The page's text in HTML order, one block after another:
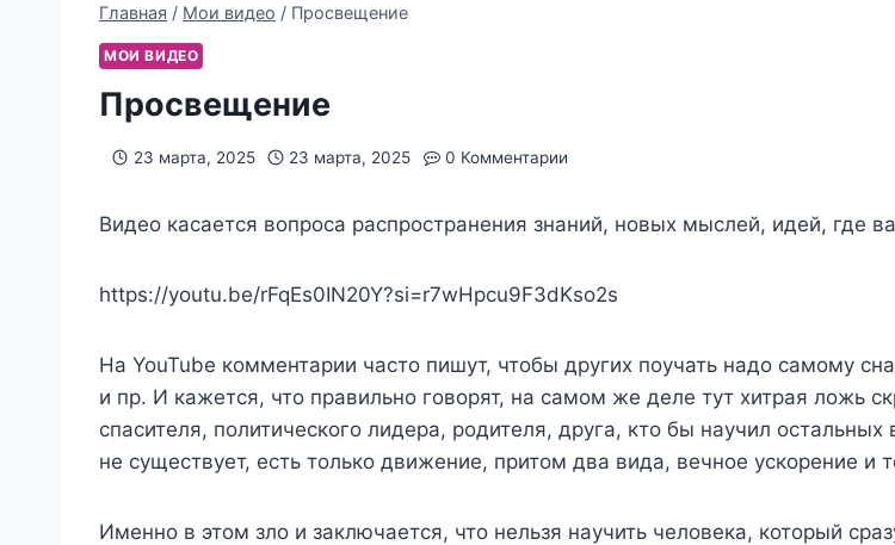
Главная / Мои видео / Просвещение
МОИ ВИДЕО
Просвещение
23 марта, 2025 23 марта, 2025 0 Комментарии
Видео касается вопроса распространения знаний, новых мыслей, идей, где
https://youtu.be/rFqEs0IN20Y?si=r7wHpcu9F3dKso2s
На YouTube комментарии часто пишут, чтобы других поучать надо самому
и пр. И кажется, что правильно говорят, на самом же деле тут хитрая ложь
спасителя, политического лидера, родителя, друга, кто бы научил
не существует, есть только движение, притом два вида, вечное ускорение и
Именно в этом зло и заключается, что нельзя научить человека, который